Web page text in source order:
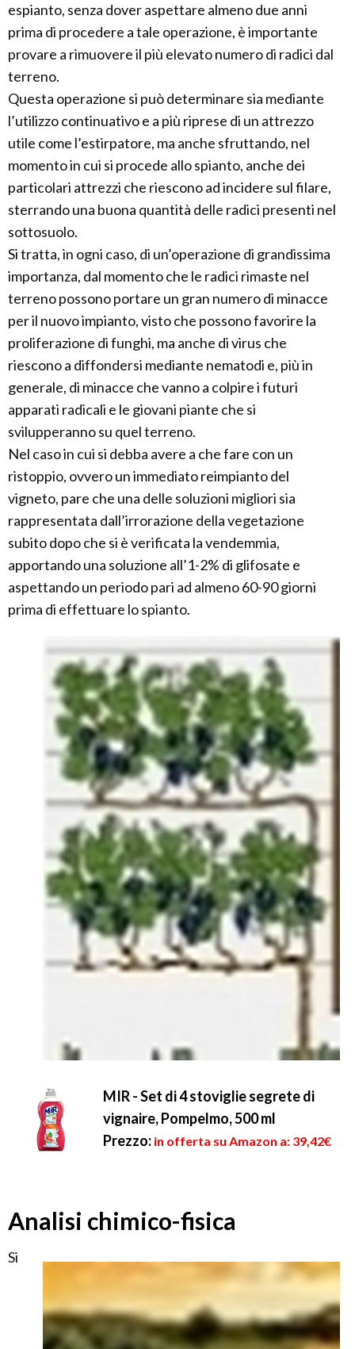
espianto, senza dover aspettare almeno due anni
prima di procedere a tale operazione, è importante
provare a rimuovere il più elevato numero di radici dal
terreno.
Questa operazione si può determinare sia mediante
l’utilizzo continuativo e a più riprese di un attrezzo
utile come l’estirpatore, ma anche sfruttando, nel
momento in cui si procede allo spianto, anche dei
particolari attrezzi che riescono ad incidere sul filare,
sterrando una buona quantità delle radici presenti nel
sottosuolo.
Si tratta, in ogni caso, di un’operazione di grandissima
importanza, dal momento che le radici rimaste nel
terreno possono portare un gran numero di minacce
per il nuovo impianto, visto che possono favorire la
proliferazione di funghi, ma anche di virus che
riescono a diffondersi mediante nematodi e, più in
generale, di minacce che vanno a colpire i futuri
apparati radicali e le giovani piante che si
svilupperanno su quel terreno.
Nel caso in cui si debba avere a che fare con un
ristoppio, ovvero un immediato reimpianto del
vigneto, pare che una delle soluzioni migliori sia
rappresentata dall’irrorazione della vegetazione
subito dopo che si è verificata la vendemmia,
apportando una soluzione all’1-2% di glifosate e
aspettando un periodo pari ad almeno 60-90 giorni
prima di effettuare lo spianto.
MIR - Set di 4 stoviglie segrete di
vignaire, Pompelmo, 500 ml
Prezzo: in offerta su Amazon a: 39,42€
Analisi chimico-fisica
Si